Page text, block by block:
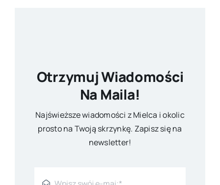
Otrzymuj Wiadomości
Na Maila!
Najświeższe wiadomości z Mielca i okolic
prosto na Twoją skrzynkę. Zapisz się na
newsletter!